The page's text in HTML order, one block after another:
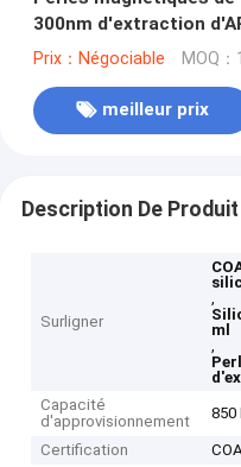
300nm d'extraction
Prix：Négociable MOQ
meilleur prix
Description De Produit
Surligner
,
ml
,
Capacité
d'approvisionnement
850
Certification